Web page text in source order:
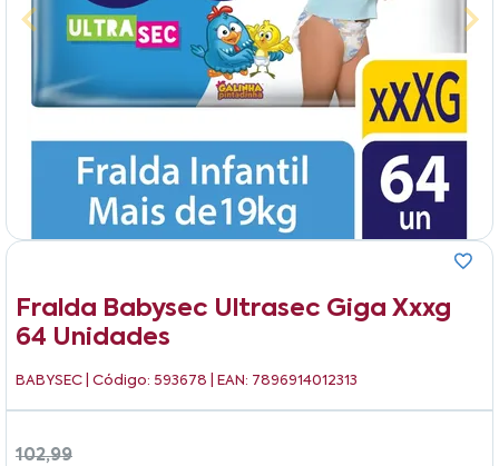
Fralda Babysec Ultrasec Giga Xxxg
64 Unidades
BABYSEC | Código: 593678 | EAN: 7896914012313
102,99